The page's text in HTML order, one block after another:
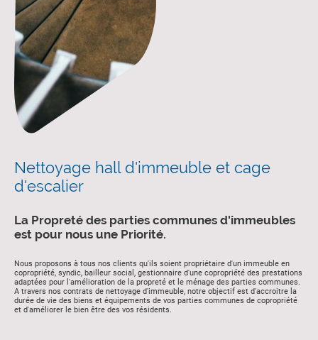
Nettoyage hall d'immeuble et cage
d'escalier
La Propreté des parties communes d'immeubles
est pour nous une Priorité.
Nous proposons à tous nos clients qu'ils soient propriétaire d'un immeuble en
copropriété, syndic, bailleur social, gestionnaire d'une copropriété des prestations
adaptées pour l'amélioration de la propreté et le ménage des parties communes.
A travers nos contrats de nettoyage d'immeuble, notre objectif est d'accroitre la
durée de vie des biens et équipements de vos parties communes de copropriété
et d'améliorer le bien être des vos résidents.